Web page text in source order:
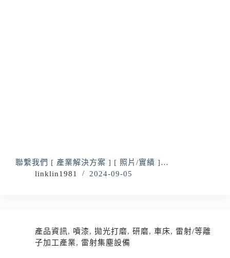
聯繫我們 [ 產業解決方案 ] [ 照片/實績 ]…
linklin1981
2024-09-05
產品資訊, 噴漆, 拋光打磨, 研磨, 車床, 雷射/等離
子加工產業, 雷射集塵設備